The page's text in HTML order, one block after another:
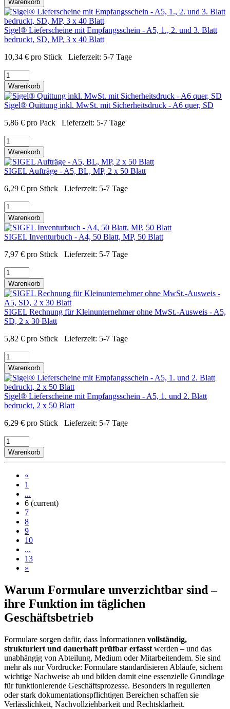
Warenkorb
Sigel® Lieferscheine mit Empfangsschein - A5, 1., 2. und 3. Blatt
bedruckt, SD, MP, 3 x 40 Blatt
10,34 € pro Stück Lieferzeit: 5-7 Tage
Warenkorb
Sigel® Quittung inkl. MwSt. mit Sicherheitsdruck - A6 quer, SD
5,86 € pro Pack Lieferzeit: 5-7 Tage
Warenkorb
SIGEL Aufträge - A5, BL, MP, 2 x 50 Blatt
6,29 € pro Stück Lieferzeit: 5-7 Tage
Warenkorb
SIGEL Inventurbuch - A4, 50 Blatt, MP, 50 Blatt
7,97 € pro Stück Lieferzeit: 5-7 Tage
Warenkorb
SIGEL Rechnung für Kleinunternehmer ohne MwSt.-Ausweis - A5,
SD, 2 x 30 Blatt
5,82 € pro Stück Lieferzeit: 5-7 Tage
Warenkorb
Sigel® Lieferscheine mit Empfangsschein - A5, 1. und 2. Blatt
bedruckt, 2 x 50 Blatt
6,29 € pro Stück Lieferzeit: 5-7 Tage
Warenkorb
«
1
...
6 (current)
7
8
9
10
...
13
»
Warum Formulare unverzichtbar sind –
ihre Funktion im täglichen
Geschäftsbetrieb
Formulare sorgen dafür, dass Informationen vollständig,
strukturiert und dauerhaft prüfbar erfasst werden – und das
unabhängig von Abteilung, Medium oder Mitarbeitendem. Sie sind
mehr als nur Vordrucke: Formulare standardisieren Abläufe, sichern
wichtige Nachweise ab und bilden damit eine essenzielle Grundlage
für funktionierende Geschäftsprozesse. Besonders in regulierten
oder stark dokumentationspflichtigen Bereichen schaffen sie
Verlässlichkeit, Nachvollziehbarkeit und Rechtsklarheit.